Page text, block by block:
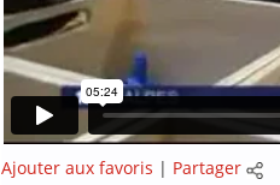
Ajouter aux favoris | Partager